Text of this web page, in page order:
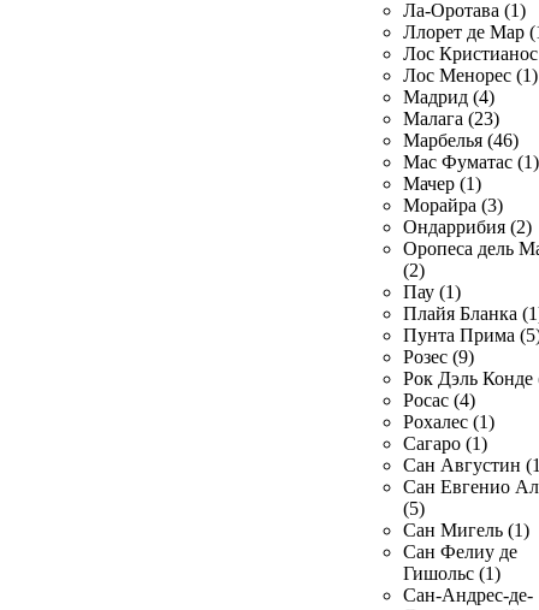
Ла-Оротава (1)
Ллорет де Мар
Лос
Лос Менорес (1)
Мадрид (4)
Малага (23)
Марбелья (46)
Мас Фуматас (1)
Мачер (1)
Морайра (3)
Ондаррибия (2)
Оропеса дель
(2)
Пау (1)
Плайя Бланка
Пунта Прима
Розес (9)
Рок Дэль Конде
Росас (4)
Рохалес (1)
Сагаро (1)
Сан Августин
Сан Евгенио
(5)
Сан Мигель (1)
Сан Фелиу де
Гишольс (1)
Сан-Андрес-де-